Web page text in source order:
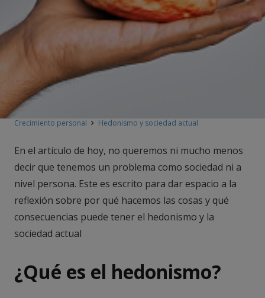
Crecimiento personal Hedonismo y sociedad actual
En el artículo de hoy, no queremos ni mucho menos
decir que tenemos un problema como sociedad ni a
nivel persona. Este es escrito para dar espacio a la
reflexión sobre por qué hacemos las cosas y qué
consecuencias puede tener el hedonismo y la
sociedad actual
¿Qué es el hedonismo?